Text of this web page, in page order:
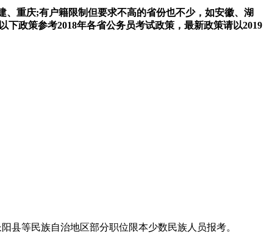
重庆;有户籍限制但要求不高的省份也不少，如安徽、湖
政策参考2018年各省公务员考试政策，最新政策请以2019
县等民族自治地区部分职位限本少数民族人员报考。